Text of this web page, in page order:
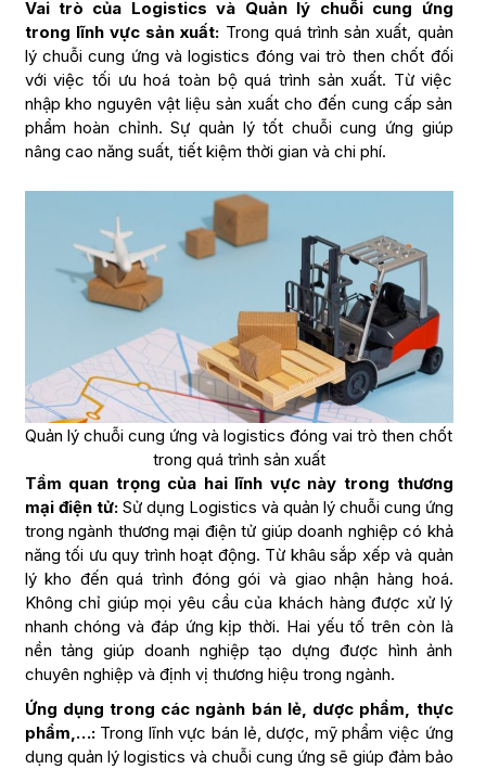
Vai trò của Logistics và Quản lý chuỗi cung ứng
trong lĩnh vực sản xuất: Trong quá trình sản xuất, quản
lý chuỗi cung ứng và logistics đóng vai trò then chốt đối
với việc tối ưu hoá toàn bộ quá trình sản xuất. Từ việc
nhập kho nguyên vật liệu sản xuất cho đến cung cấp sản
phẩm hoàn chỉnh. Sự quản lý tốt chuỗi cung ứng giúp
nâng cao năng suất, tiết kiệm thời gian và chi phí.
Quản lý chuỗi cung ứng và logistics đóng vai trò then chốt
trong quá trình sản xuất
Tầm quan trọng của hai lĩnh vực này trong thương
mại điện tử: Sử dụng Logistics và quản lý chuỗi cung ứng
trong ngành thương mại điện tử giúp doanh nghiệp có khả
năng tối ưu quy trình hoạt động. Từ khâu sắp xếp và quản
lý kho đến quá trình đóng gói và giao nhận hàng hoá.
Không chỉ giúp mọi yêu cầu của khách hàng được xử lý
nhanh chóng và đáp ứng kịp thời. Hai yếu tố trên còn là
nền tảng giúp doanh nghiệp tạo dựng được hình ảnh
chuyên nghiệp và định vị thương hiệu trong ngành.
Ứng dụng trong các ngành bán lẻ, dược phẩm, thực
phẩm,…: Trong lĩnh vực bán lẻ, dược, mỹ phẩm việc ứng
dụng quản lý logistics và chuỗi cung ứng sẽ giúp đảm bảo